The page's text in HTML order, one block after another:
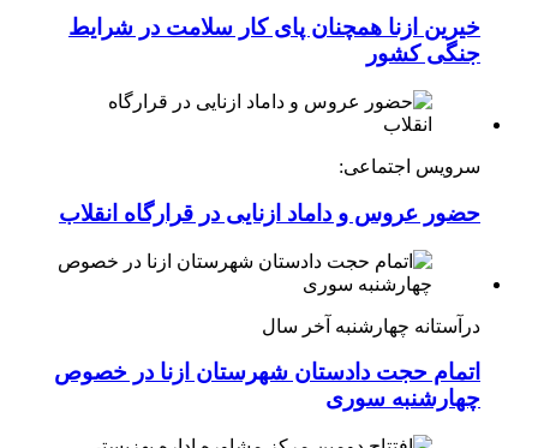
خیرین ازنا همچنان پای کار سلامت در شرایط
جنگی کشور
سرویس اجتماعی:
حضور عروس و داماد ازنایی در قرارگاه انقلاب
درآستانه چهارشنبه آخر سال
اتمام حجت دادستان شهرستان ازنا در خصوص
چهارشنبه ‌سوری